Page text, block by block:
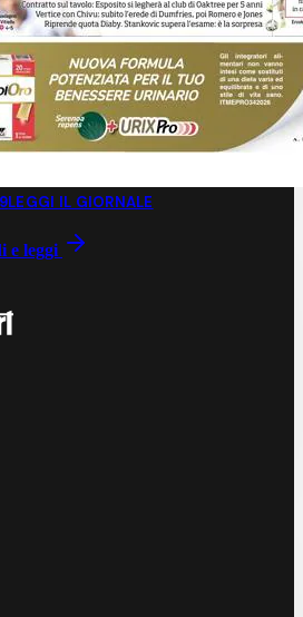
LEGGI IL GIORNALE
e leggi